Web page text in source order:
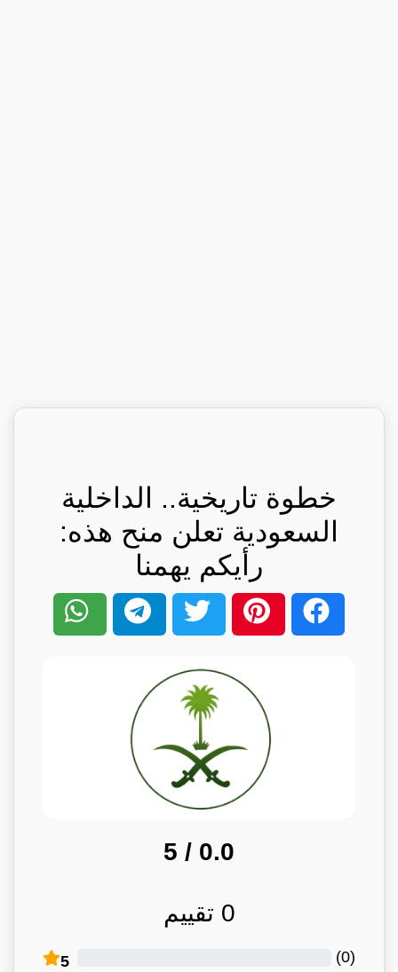
خطوة تاريخية.. الداخلية
السعودية تعلن منح هذه:
رأيكم يهمنا
0.0
/ 5
0 تقييم
5 (
0
)